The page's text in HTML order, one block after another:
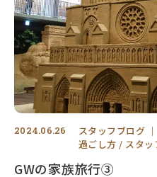
2024.06.26 スタッフブログ ｜
過ごし方
スタッ
GWの家族旅行③